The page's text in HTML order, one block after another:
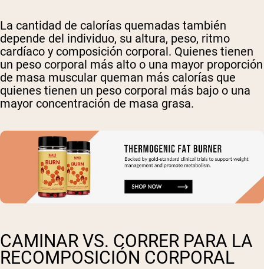
La cantidad de calorías quemadas también
depende del individuo, su altura, peso, ritmo
cardíaco y composición corporal. Quienes tienen
un peso corporal más alto o una mayor proporción
de masa muscular queman más calorías que
quienes tienen un peso corporal más bajo o una
mayor concentración de masa grasa.
CAMINAR VS. CORRER PARA LA
RECOMPOSICIÓN CORPORAL